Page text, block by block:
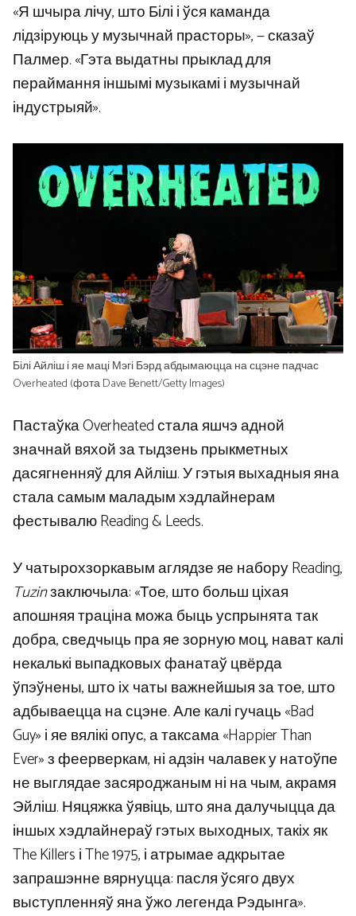
«Я шчыра лічу, што Білі і ўся каманда
лідзіруюць у музычнай прасторы», — сказаў
Палмер. «Гэта выдатны прыклад для
пераймання іншымі музыкамі і музычнай
індустрыяй».
Білі Айліш і яе маці Мэгі Бэрд абдымаюцца на сцэне падчас
Overheated (фота Dave Benett/Getty Images)
Пастаўка Overheated стала яшчэ адной
значнай вяхой за тыдзень прыкметных
дасягненняў для Айліш. У гэтыя выхадныя яна
стала самым маладым хэдлайнерам
фестывалю Reading & Leeds.
У чатырохзоркавым аглядзе яе набору Reading,
Tuzinзаключыла: «Тое, што больш ціхая
апошняя траціна можа быць успрынята так
добра, сведчыць пра яе зорную моц, нават калі
некалькі выпадковых фанатаў цвёрда
ўпэўнены, што іх чаты важнейшыя за тое, што
адбываецца на сцэне. Але калі гучаць «Bad
Guy» і яе вялікі опус, а таксама «Happier Than
Ever» з феерверкам, ні адзін чалавек у натоўпе
не выглядае засяроджаным ні на чым, акрамя
Эйліш. Няцяжка ўявіць, што яна далучыцца да
іншых хэдлайнераў гэтых выходных, такіх як
The Killers і The 1975, і атрымае адкрытае
запрашэнне вярнуцца: пасля ўсяго двух
выступленняў яна ўжо легенда Рэдынга».